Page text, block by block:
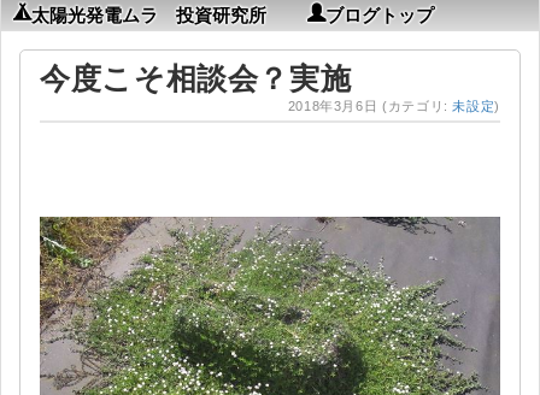
太陽光発電ムラ 投資研究所
ブログトップ
今度こそ相談会？実施
2018年3月6日 (カテゴリ:未設定)